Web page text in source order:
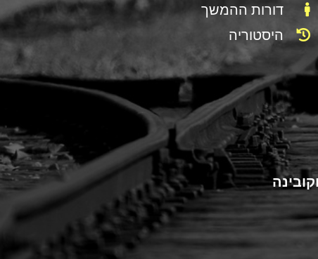
דורות ההמשך
היסטוריה